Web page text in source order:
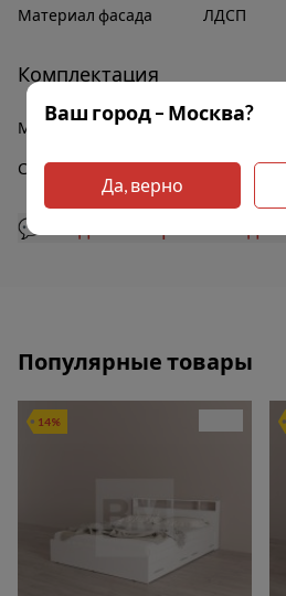
Материал фасада ЛДСП
Комплектация
Модули
Столешница луна
💬 Задать вопрос
Популярные товары
14%
Ваш город – Москва?
Да, верно